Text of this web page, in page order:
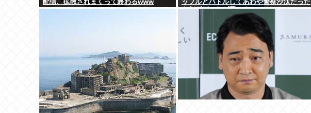
配信、拡散されまくって終わるwww
ップルとバトルしてあわや警察沙汰だった
んだがどっちが悪い？